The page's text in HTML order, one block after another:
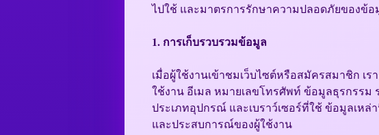
ไปใช้ และมาตรการรักษาความปลอดภัยของข้อ
1. การเก็บรวบรวมข้อมูล
เมื่อผู้ใช้งานเข้าชมเว็บไซต์หรือสมัครสมาชิก เ
ใช้งาน อีเมล หมายเลขโทรศัพท์ ข้อมูลธุรกรรม
ประเภทอุปกรณ์ และเบราว์เซอร์ที่ใช้ ข้อมูลเหล่
และประสบการณ์ของผู้ใช้งาน